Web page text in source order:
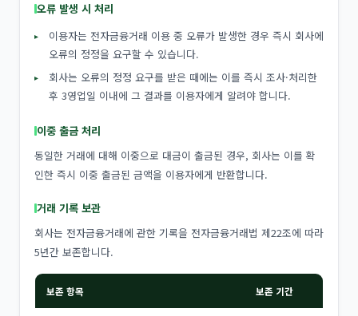
오류 발생 시 처리
이용자는 전자금융거래 이용 중 오류가 발생한 경우 즉시 회사에
오류의 정정을 요구할 수 있습니다.
회사는 오류의 정정 요구를 받은 때에는 이를 즉시 조사·처리한
후 3영업일 이내에 그 결과를 이용자에게 알려야 합니다.
이중 출금 처리
동일한 거래에 대해 이중으로 대금이 출금된 경우, 회사는 이를 확
인한 즉시 이중 출금된 금액을 이용자에게 반환합니다.
거래 기록 보관
회사는 전자금융거래에 관한 기록을 전자금융거래법 제22조에 따라
5년간 보존합니다.
보존 항목 보존 기간